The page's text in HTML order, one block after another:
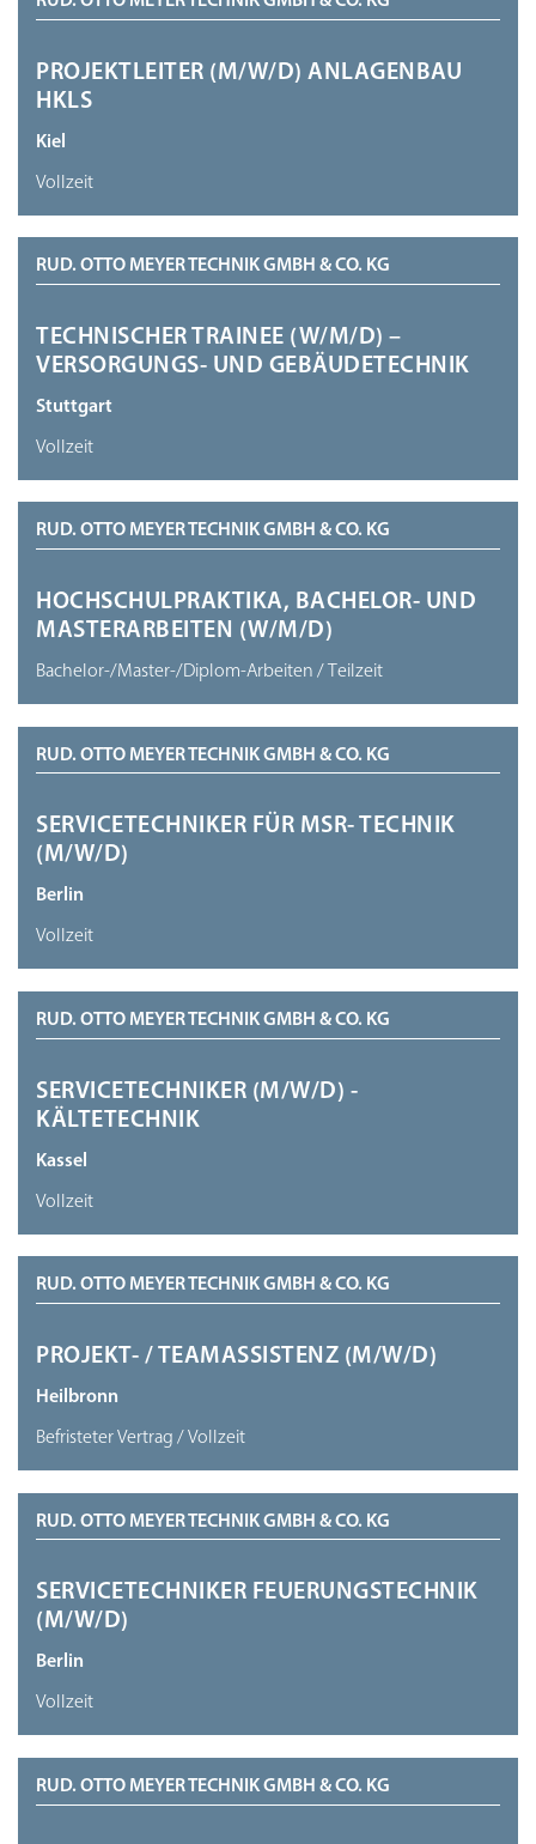
PROJEKTLEITER (M/W/D) ANLAGENBAU
HKLS
Kiel
Vollzeit
RUD. OTTO MEYER TECHNIK GMBH & CO. KG
TECHNISCHER TRAINEE (W/M/D) –
VERSORGUNGS- UND GEBÄUDETECHNIK
Stuttgart
Vollzeit
RUD. OTTO MEYER TECHNIK GMBH & CO. KG
HOCHSCHULPRAKTIKA, BACHELOR- UND
MASTERARBEITEN (W/M/D)
Bachelor-/Master-/Diplom-Arbeiten / Teilzeit
RUD. OTTO MEYER TECHNIK GMBH & CO. KG
SERVICETECHNIKER FÜR MSR- TECHNIK
(M/W/D)
Berlin
Vollzeit
RUD. OTTO MEYER TECHNIK GMBH & CO. KG
SERVICETECHNIKER (M/W/D) -
KÄLTETECHNIK
Kassel
Vollzeit
RUD. OTTO MEYER TECHNIK GMBH & CO. KG
PROJEKT- / TEAMASSISTENZ (M/W/D)
Heilbronn
Befristeter Vertrag / Vollzeit
RUD. OTTO MEYER TECHNIK GMBH & CO. KG
SERVICETECHNIKER FEUERUNGSTECHNIK
(M/W/D)
Berlin
Vollzeit
RUD. OTTO MEYER TECHNIK GMBH & CO. KG